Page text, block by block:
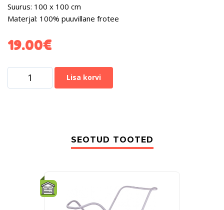
Suurus: 100 x 100 cm
Materjal: 100% puuvillane frotee
19.00€
Lisa korvi
SEOTUD TOOTED